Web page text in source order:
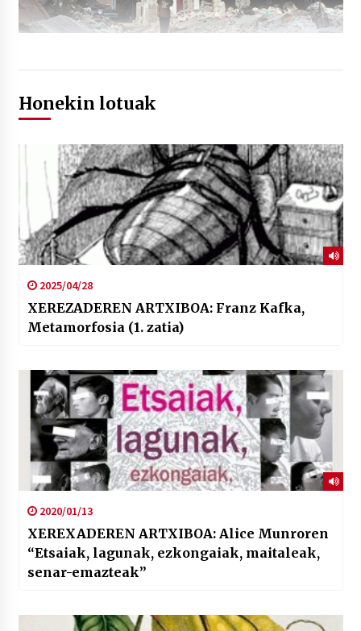
Honekin lotuak
2025/04/28
XEREZADEREN ARTXIBOA: Franz Kafka,
Metamorfosia (1. zatia)
2020/01/13
XEREXADEREN ARTXIBOA: Alice Munroren
“Etsaiak, lagunak, ezkongaiak, maitaleak,
senar-emazteak”